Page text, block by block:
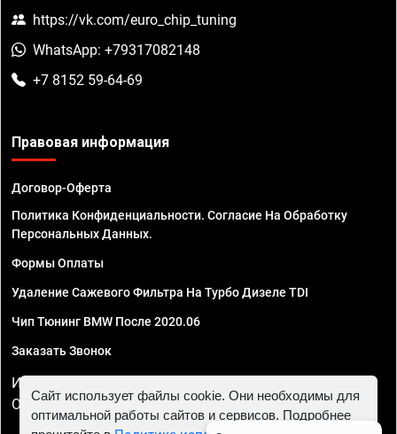
https://vk.com/euro_chip_tuning
WhatsApp: +79317082148
+7 8152 59-64-69
Правовая информация
Договор-Оферта
Политика Конфиденциальности. Согласие На Обработку
Персональных Данных.
Формы Оплаты
Удаление Сажевого Фильтра На Турбо Дизеле TDI
Чип Тюнинг BMW После 2020.06
Заказать Звонок
ИП Смирнов Георгий Павлович. ИНН 781302555843,
ОГРНИП 324470400032610
Сайт использует файлы cookie. Они необходимы для
оптимальной работы сайтов и сервисов. Подробнее